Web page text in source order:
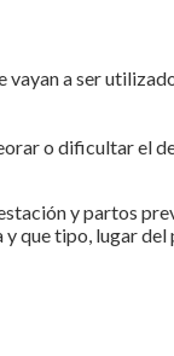
a ser
o dificultar el
y partos
tipo, lugar